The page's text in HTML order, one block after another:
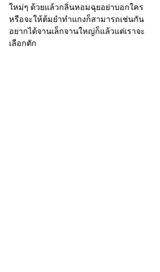
ใหม่ๆ ด้วยแล้วกลิ่นหอมฉุยอย่าบอกใคร
หรือจะให้ต้มยำทำแกงก็สามารถเช่นกัน
อยากได้จานเล็กจานใหญ่ก็แล้วแต่เราจะ
เลือกตัก